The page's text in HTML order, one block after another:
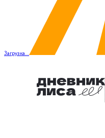
Загрузка...